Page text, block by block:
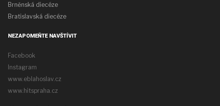
Brněnská diecéze
Bratislavská diecéze
NEZAPOMEŇTE NAVŠTÍVIT
Facebook
Instagram
www.eblahoslav.cz
www.hitspraha.cz